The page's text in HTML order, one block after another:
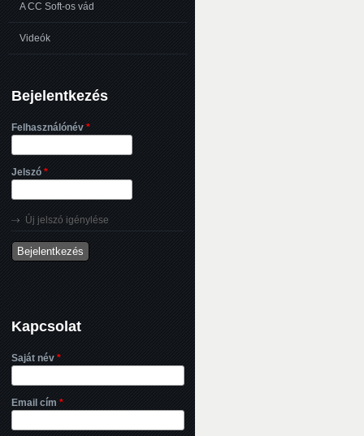
A CC Soft-os vád
Videók
Bejelentkezés
Felhasználónév *
Jelszó *
Új jelszó igénylése
Kapcsolat
Saját név *
Email cím *